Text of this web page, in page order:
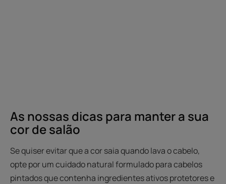
As nossas dicas para manter a sua
cor de salão
Se quiser evitar que a cor saia quando lava o cabelo,
opte por um cuidado natural formulado para cabelos
pintados que contenha ingredientes ativos protetores e